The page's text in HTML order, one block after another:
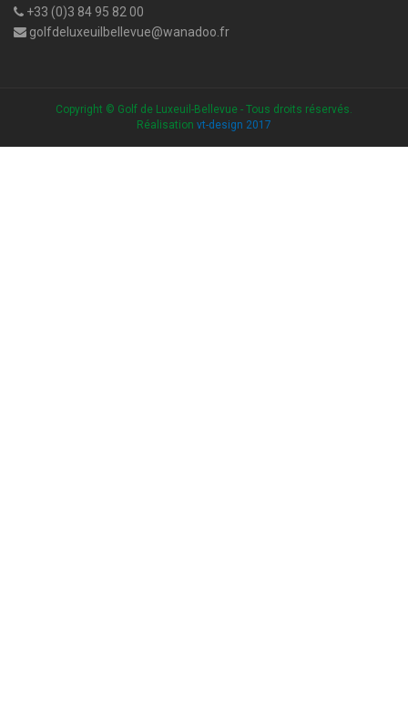
+33 (0)3 84 95 82 00
golfdeluxeuilbellevue@wanadoo.fr
Copyright © Golf de Luxeuil-Bellevue - Tous droits réservés.
Réalisation vt-design 2017